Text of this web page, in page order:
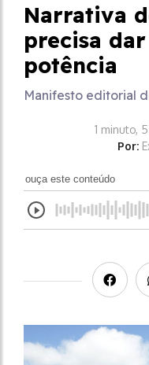
Narrativa
precisa
potência
Manifesto editorial
1 minuto,
Por:
ouça este conteúdo